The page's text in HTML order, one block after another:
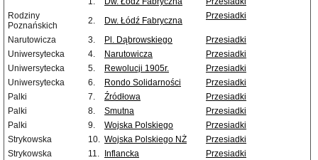
Rodziny
Poznańskich
2. Dw. Łódź Fabryczna Przesiadki
Narutowicza 3. Pl. Dąbrowskiego
Przesiadki
Uniwersytecka
4. Narutowicza
Przesiadki
Uniwersytecka
5. Rewolucji 1905r.
Przesiadki
Uniwersytecka
6. Rondo Solidarności
Przesiadki
Palki
7. Źródłowa
Przesiadki
Palki
8. Smutna
Przesiadki
Palki
9. Wojska Polskiego
Przesiadki
Strykowska
10. Wojska Polskiego NŻ
Przesiadki
Strykowska
11. Inflancka
Przesiadki